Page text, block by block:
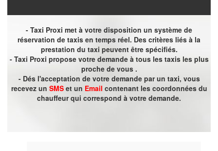
- Taxi Proxi met à votre disposition un système de
réservation de taxis en temps réel. Des critères liés à la
prestation du taxi peuvent être spécifiés.
- Taxi Proxi propose votre demande à tous les taxis les plus
proche de vous .
- Dés l'acceptation de votre demande par un taxi, vous
recevez un SMSet un Email contenant les coordonnées du
chauffeur qui correspond à votre demande.